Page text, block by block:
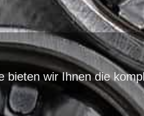
bieten wir Ihnen die